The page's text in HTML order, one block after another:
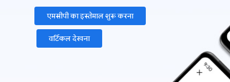
एमसीपी का इस्तेमाल शुरू करना
वर्टिकल देखना